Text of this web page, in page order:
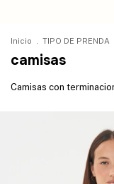
Inicio TIPO DE PRENDA
camisas
Camisas con